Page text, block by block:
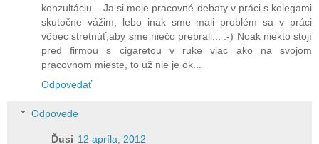
konzultáciu... Ja si moje pracovné debaty v práci s kolegami
skutočne vážim, lebo inak sme mali problém sa v práci
vôbec stretnúť,aby sme niečo prebrali... :-) Noak niekto stojí
pred firmou s cigaretou v ruke viac ako na svojom
pracovnom mieste, to už nie je ok...
Odpovedať
Odpovede
Ďusi 12 apríla, 2012